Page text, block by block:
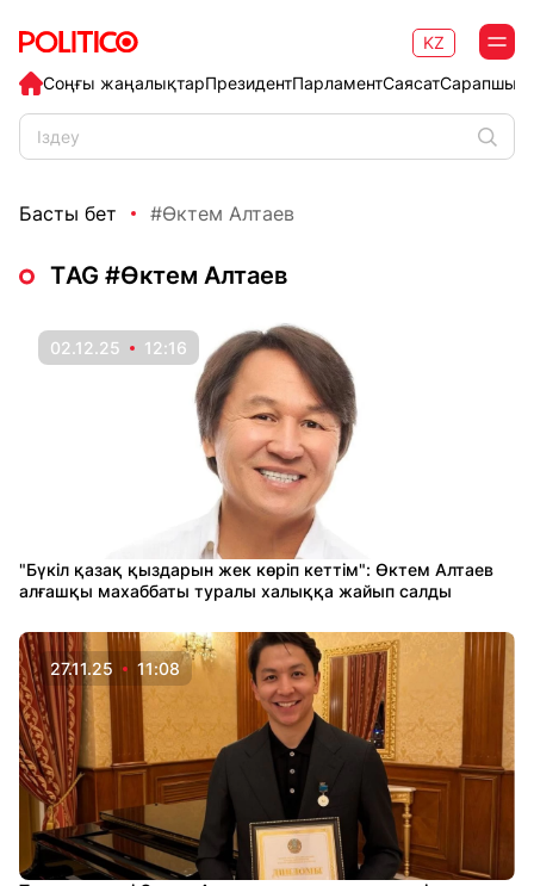
Соңғы жаңалықтарПрезидентПарламентСаясат
KZ
Басты бет #Өктем Алтаев
ТAG #Өктем Алтаев
02.12.25 12:16
"Бүкіл қазақ қыздарын жек көріп кеттім": Өктем Алтаев
алғашқы махаббаты туралы халыққа жайып салды
27.11.25 11:08